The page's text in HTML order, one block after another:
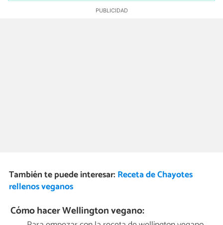
También te puede interesar: Receta de Chayotes
rellenos veganos
Cómo hacer Wellington vegano: